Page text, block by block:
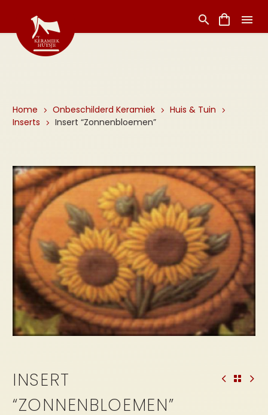
Home Onbeschilderd Keramiek
Huis & Tuin
Inserts
Insert “Zonnenbloemen”
INSERT
“ZONNENBLOEMEN”